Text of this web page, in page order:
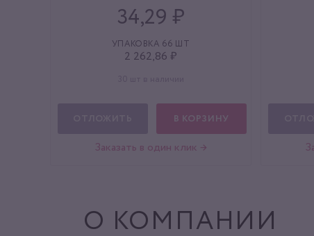
34,29 ₽
УПАКОВКА 66 ШТ
2 262,86 ₽
В КОРЗИНУ
Заказать в один клик →
О КОМПАНИИ